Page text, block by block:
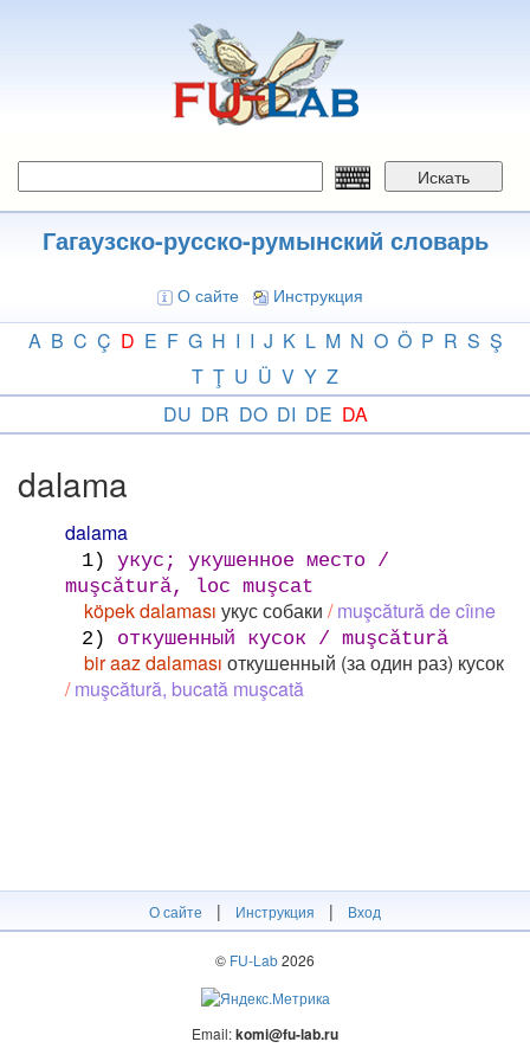
Искать
Гагаузско-русско-румынский словарь
О сайте Инструкция
A B C Ç D E F G H I I J K L M N O Ö P R S Ş
T Ţ U Ü V Y Z
DU DR DO DI DE DA
dalama
dalama
1)
укус; укушенное место /
muşcătură, loc muşcat
köpek dalaması укус собаки / muşcătură de cîıne
2) откушенный кусок / muşcătură
bir aaz dalaması откушенный (за один раз) кусок
/ muşcătură, bucată muşcată
О сайте | Инструкция | Вход
© FU-Lab2026
Email:komi@fu-lab.ru